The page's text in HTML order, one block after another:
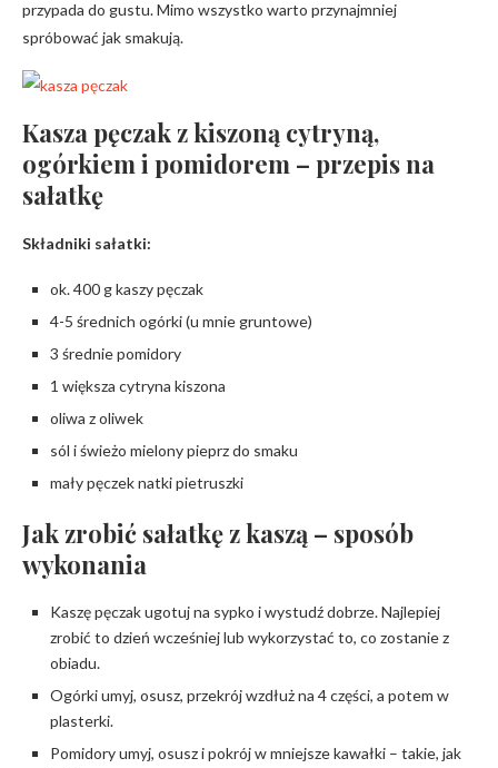
przypada do gustu. Mimo wszystko warto przynajmniej
spróbować jak smakują.
Kasza pęczak z kiszoną cytryną,
ogórkiem i pomidorem – przepis na
sałatkę
Składniki sałatki:
ok. 400 g kaszy pęczak
4-5 średnich ogórki (u mnie gruntowe)
3 średnie pomidory
1 większa cytryna kiszona
oliwa z oliwek
sól i świeżo mielony pieprz do smaku
mały pęczek natki pietruszki
Jak zrobić sałatkę z kaszą – sposób
wykonania
Kaszę pęczak ugotuj na sypko i wystudź dobrze. Najlepiej
zrobić to dzień wcześniej lub wykorzystać to, co zostanie z
obiadu.
Ogórki umyj, osusz, przekrój wzdłuż na 4 części, a potem w
plasterki.
Pomidory umyj, osusz i pokrój w mniejsze kawałki – takie, jak